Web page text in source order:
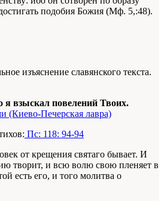
подобия Божия (Мф. 5,:48).
изъяснение славянского текста.
я взыскал повелений Твоих.
(Киево-Печерская лавра)
Пс: 118: 94-94
от крещения святаго бывает. И
творит, и всю волю свою пленяет в
есть его, и того молитва о